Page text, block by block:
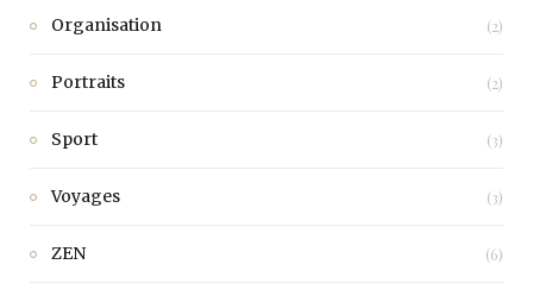
Organisation (2)
Portraits (2)
Sport (3)
Voyages (3)
ZEN (6)